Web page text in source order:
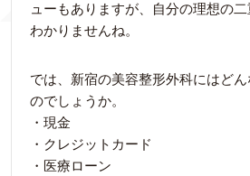
ューもありますが、自分の理想の
わかりませんね。
では、新宿の美容整形外科にはど
のでしょうか。
・現金
・クレジットカード
・医療ローン